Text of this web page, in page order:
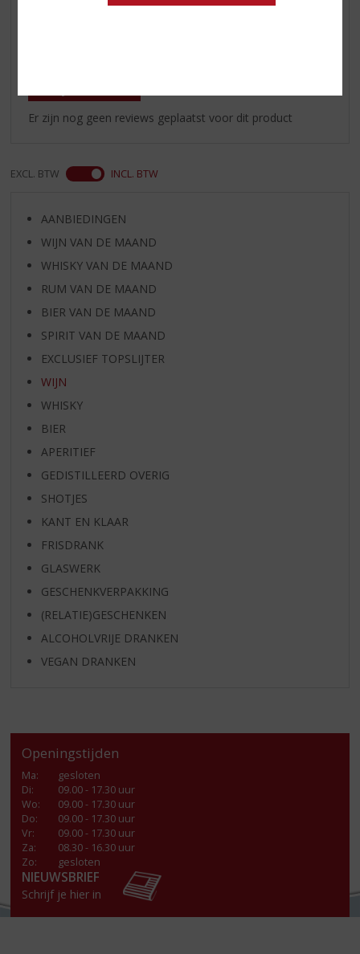
Er zijn nog geen reviews geplaatst voor dit product
EXCL. BTW INCL. BTW
AANBIEDINGEN
WIJN VAN DE MAAND
WHISKY VAN DE MAAND
RUM VAN DE MAAND
BIER VAN DE MAAND
SPIRIT VAN DE MAAND
EXCLUSIEF TOPSLIJTER
WIJN
WHISKY
BIER
APERITIEF
GEDISTILLEERD OVERIG
SHOTJES
KANT EN KLAAR
FRISDRANK
GLASWERK
GESCHENKVERPAKKING
(RELATIE)GESCHENKEN
ALCOHOLVRIJE DRANKEN
VEGAN DRANKEN
Openingstijden
Ma:
gesloten
Di:
09.00 - 17.30 uur
Wo:
09.00 - 17.30 uur
Do:
09.00 - 17.30 uur
Vr:
09.00 - 17.30 uur
Za:
08.30 - 16.30 uur
Zo:
gesloten
NIEUWSBRIEF
Schrijf je hier in